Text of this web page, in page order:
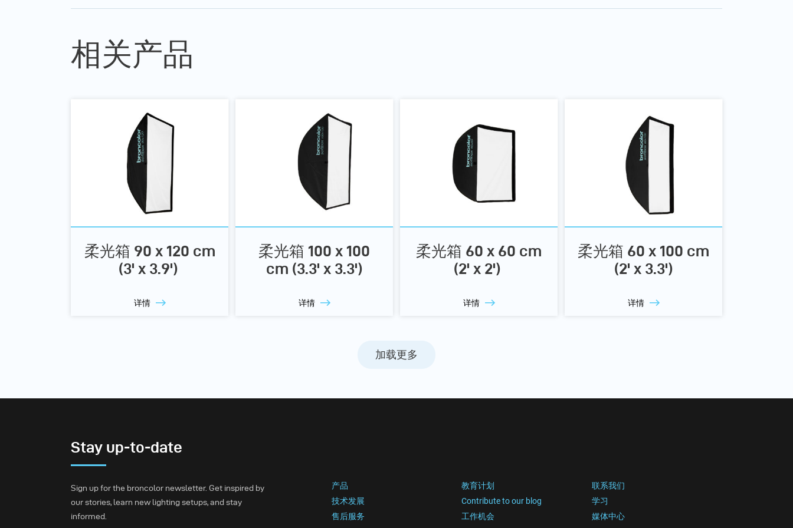
相关产品
柔光箱 90 x 120 cm
(3' x 3.9')
详情
柔光箱 100 x 100
cm (3.3' x 3.3')
详情
柔光箱 60 x 60 cm
(2' x 2')
详情
柔光箱 60 x 100 cm
(2' x 3.3')
详情
加载更多
Stay up-to-date
Sign up for the broncolor newsletter. Get inspired by
our stories, learn new lighting setups, and stay
informed.
产品 教育计划
联系我们
技术发展
Contribute to our blog
学习
售后服务
工作机会 媒体中心